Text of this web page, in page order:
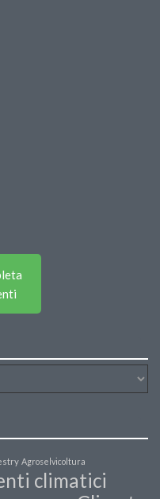
Agroselvicoltura
climatici